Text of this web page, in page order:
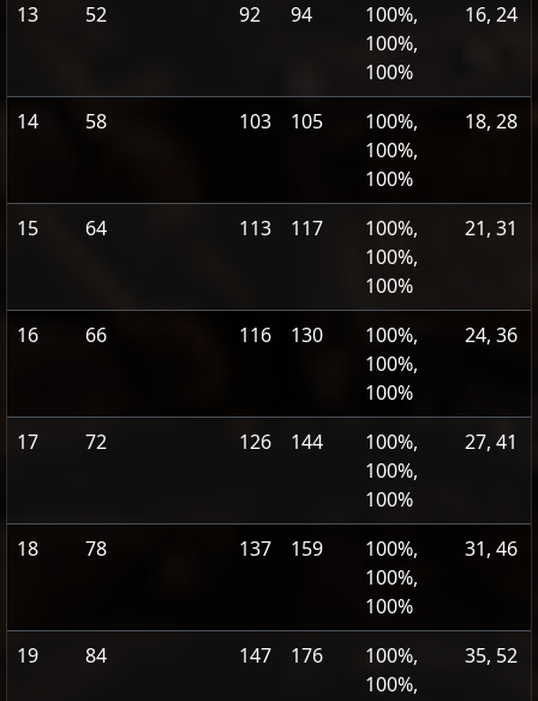
13 52 92 94
100%,
100%,
100%
16, 24
14 58 103 105
100%,
100%,
100%
18, 28
15 64 113 117
100%,
100%,
100%
21, 31
16 66 116 130
100%,
100%,
100%
24, 36
17 72 126 144
100%,
100%,
100%
27, 41
18 78 137 159
100%,
100%,
100%
31, 46
19 84 147 176
100%,
100%,
35, 52